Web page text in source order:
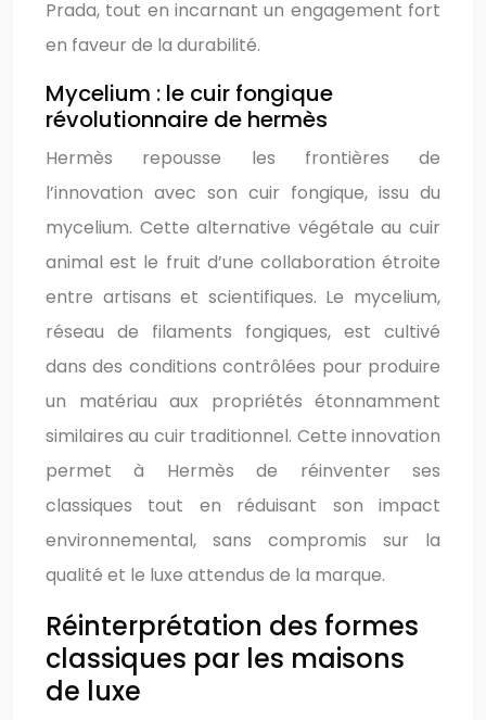
Prada, tout en incarnant un engagement fort
en faveur de la durabilité.
Mycelium : le cuir fongique
révolutionnaire de hermès
Hermès repousse les frontières de
l’innovation avec son cuir fongique, issu du
mycelium. Cette alternative végétale au cuir
animal est le fruit d’une collaboration étroite
entre artisans et scientifiques. Le mycelium,
réseau de filaments fongiques, est cultivé
dans des conditions contrôlées pour produire
un matériau aux propriétés étonnamment
similaires au cuir traditionnel. Cette innovation
permet à Hermès de réinventer ses
classiques tout en réduisant son impact
environnemental, sans compromis sur la
qualité et le luxe attendus de la marque.
Réinterprétation des formes
classiques par les maisons
de luxe